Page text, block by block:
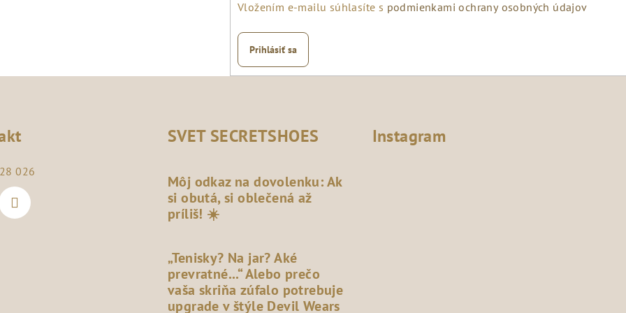
Vložením e-mailu súhlasíte s podmienkami ochrany osobných údajov
Prihlásiť sa
026
SVET SECRETSHOES
Môj odkaz na dovolenku: Ak
si obutá, si oblečená až
príliš! ☀️
„Tenisky? Na jar? Aké
prevratné...“ Alebo prečo
vaša skriňa zúfalo potrebuje
upgrade v štýle Devil Wears
Instagram